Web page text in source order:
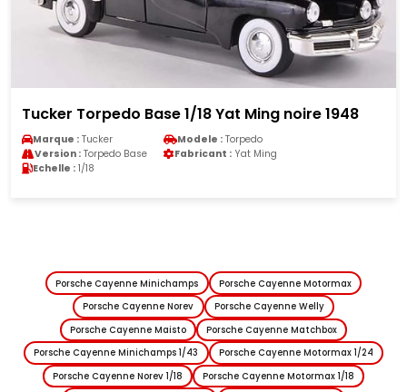
Porsche RS Spyder 1/18 Norev no.6 muscle milk
team cytosport alm...
Marque :Porsche
RS Spyder
Porsche Cayenne Minichamps
Porsche Cayenne Motormax
Porsche Cayenne Norev
Porsche Cayenne Welly
Porsche Cayenne Maisto
Porsche Cayenne Matchbox
Porsche Cayenne Minichamps 1/43
Porsche Cayenne Motormax 1/24
Porsche Cayenne Norev 1/18
Porsche Cayenne Motormax 1/18